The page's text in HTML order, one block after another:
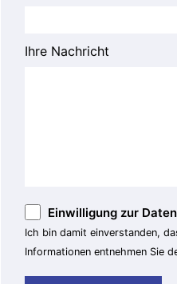
Ihre Nachricht
Einwilligung zur
Ich bin damit einverstanden,
Informationen entnehmen Sie